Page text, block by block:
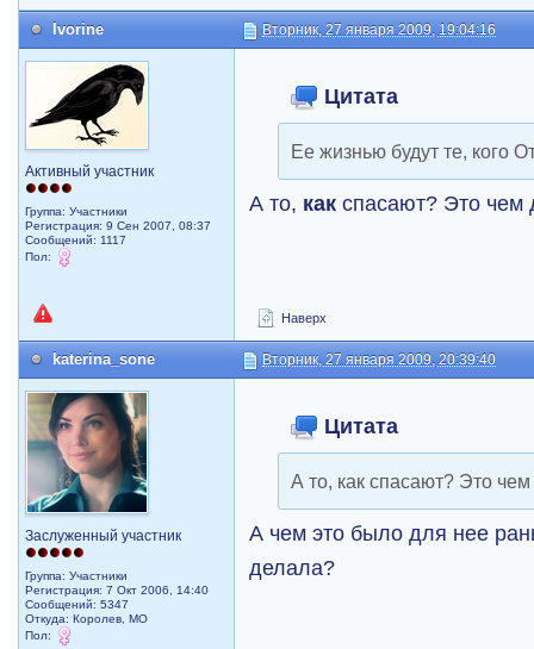
Ivorine Вторник, 27 января 2009, 19:04:16
Активный участник
Группа: Участники
Регистрация: 9 Сен 2007, 08:37
Сообщений: 1117
Пол:
Цитата
Ее жизнью будут те, кого
А то, как спасают? Это чем
Наверх
katerina_sone Вторник, 27 января 2009, 20:39:40
Заслуженный участник
Группа: Участники
Регистрация: 7 Окт 2006, 14:40
Сообщений: 5347
Откуда: Королев, МО
Пол:
Цитата
А то, как спасают? Это
А чем это было для нее
делала?